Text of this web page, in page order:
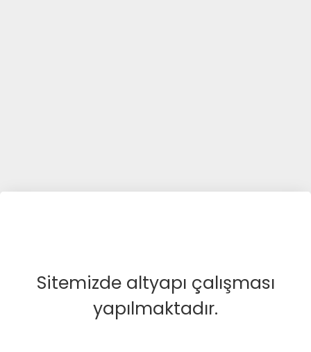
Sitemizde altyapı çalışması
yapılmaktadır.